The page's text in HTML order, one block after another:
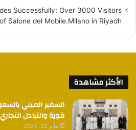
Successfully: Over 3000 Visitors
Salone del Mobile.Milano in Riyadh
الأكثر مشاهدة
السفير الصيني
قوية والتبادل التجاري تجاوز ( 100
مايو 20, 2024